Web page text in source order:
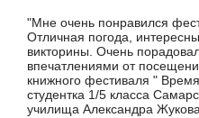
"Мне очень понравился
Отличная погода,
викторины. Очень
впечатлениями от
книжного фестиваля " Время
студентка 1/5 класса
училища Александра Жукова.